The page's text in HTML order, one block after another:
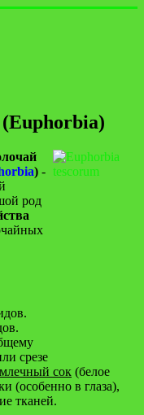
) -
род
срезе
млечный сок (белое
(особенно в глаза),
тканей.